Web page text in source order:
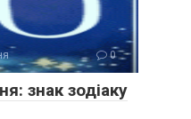
0
знак зодіаку